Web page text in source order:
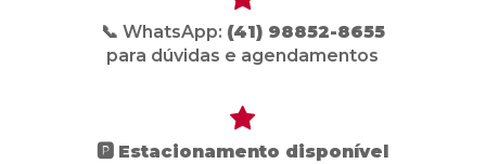
📞 WhatsApp: (41) 98852-8655
para dúvidas e agendamentos
🅿️ Estacionamento disponível